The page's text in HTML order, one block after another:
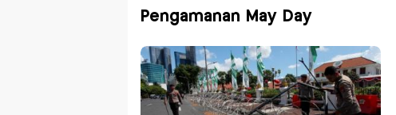
Pengamanan May Day